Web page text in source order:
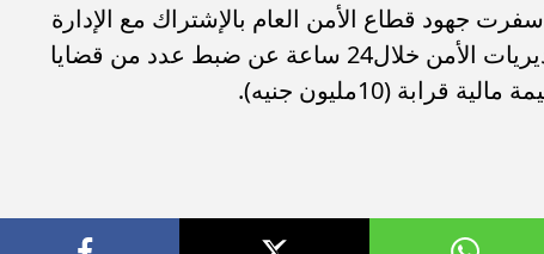
جهود قطاع الأمن العام بالإشتراك مع الإدارة
العامة لمكافحة جرائم الأموال العامة ومديريات الأمن خلال24 ساعة عن ضبط عدد من قضايا
(10مليون جنيه).